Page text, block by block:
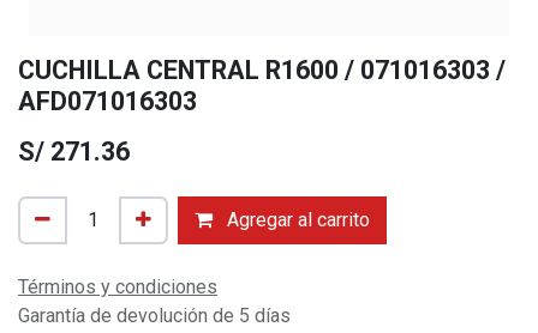
CUCHILLA CENTRAL R1600 / 071016303 /
AFD071016303
S/ 271.36
Agregar al carrito
Términos y condiciones
Garantía de devolución de 5 días